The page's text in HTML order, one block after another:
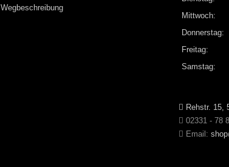
Wegbeschreibung
Mittwoch:
Donnerstag:
Freitag:
Samstag:
Rehstr. 15,
02331 - 78
Email: